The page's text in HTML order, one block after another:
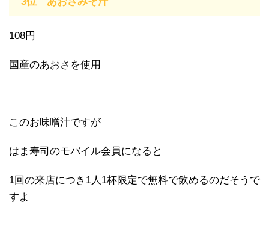
108円
国産のあおさを使用
このお味噌汁ですが
はま寿司のモバイル会員になると
1回の来店につき1人1杯限定で無料で飲めるのだそうで
すよ